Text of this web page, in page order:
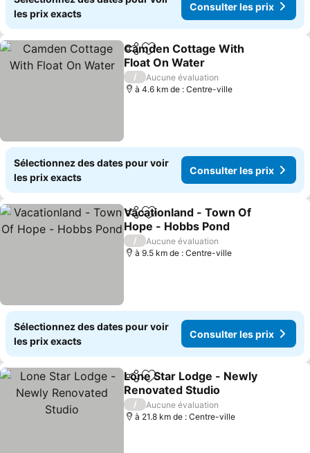
les prix exacts
Consulter les prix
PartagerAjouter à mes favoris
Camden Cottage With
Float On Water
Consulter les prix
/
Aucune évaluation
à 4.6 km de : Centre-ville
Sélectionnez des dates pour voir
les prix exacts
Consulter les prix
PartagerAjouter à mes favoris
Vacationland - Town Of
Hope - Hobbs Pond
Consulter les prix
/
Aucune évaluation
à 9.5 km de : Centre-ville
Sélectionnez des dates pour voir
les prix exacts
Consulter les prix
PartagerAjouter à mes favoris
Lone Star Lodge - Newly
Renovated Studio
Consulter les prix
/
Aucune évaluation
à 21.8 km de : Centre-ville